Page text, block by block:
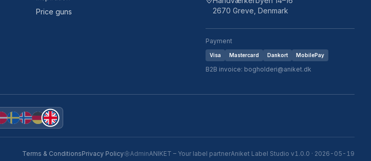
Price guns
2670 Greve, Denmark
Payment
Visa Mastercard Dankort MobilePay
B2B invoice: bogholderi@aniket.dk
Terms & ConditionsPrivacy Policy AdminANIKET – Your label partnerAniket Label Studio v1.0.0 · 2026-05-19